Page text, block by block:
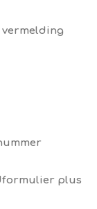
vermelding
plus